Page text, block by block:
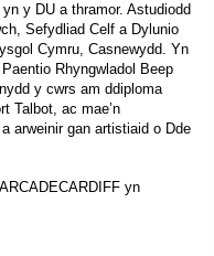
y DU a thramor. Astudiodd
Sefydliad Celf a Dylunio
Cymru, Casnewydd. Yn
Rhyngwladol Beep
y cwrs am ddiploma
Talbot, ac mae’n
arweinir gan artistiaid o Dde
yn